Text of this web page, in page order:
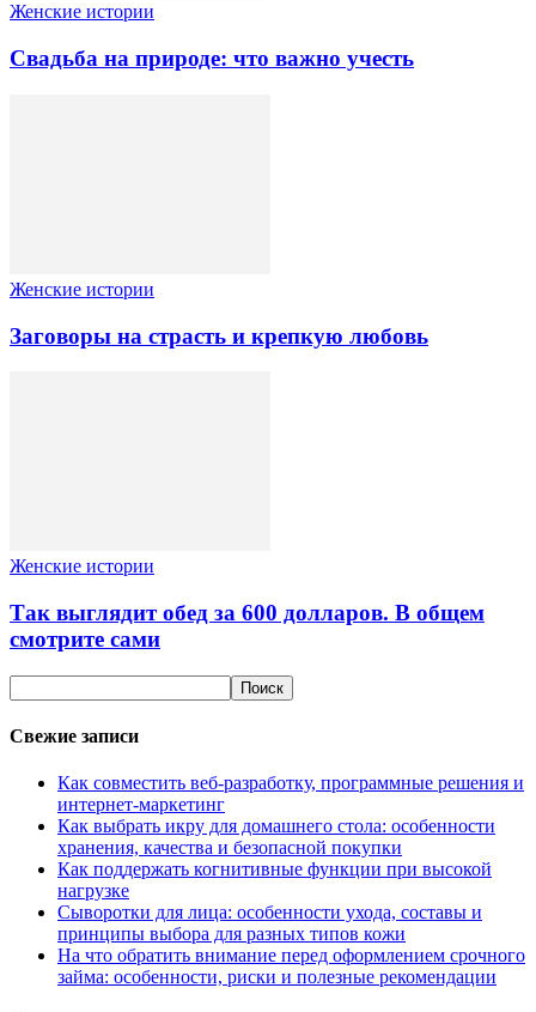
Женские истории
Свадьба на природе: что важно учесть
Женские истории
Заговоры на страсть и крепкую любовь
Женские истории
Так выглядит обед за 600 долларов. В общем
смотрите сами
Свежие записи
Как совместить веб-разработку, программные решения и
интернет-маркетинг
Как выбрать икру для домашнего стола: особенности
хранения, качества и безопасной покупки
Как поддержать когнитивные функции при высокой
нагрузке
Сыворотки для лица: особенности ухода, составы и
принципы выбора для разных типов кожи
На что обратить внимание перед оформлением срочного
займа: особенности, риски и полезные рекомендации